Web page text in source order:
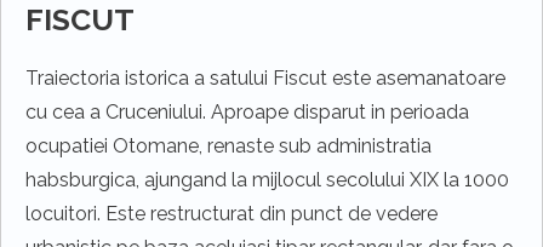
FISCUT
Traiectoria istorica a satului Fiscut este asemanatoare
cu cea a Cruceniului. Aproape disparut in perioada
ocupatiei Otomane, renaste sub administratia
habsburgica, ajungand la mijlocul secolului XIX la 1000
locuitori. Este restructurat din punct de vedere